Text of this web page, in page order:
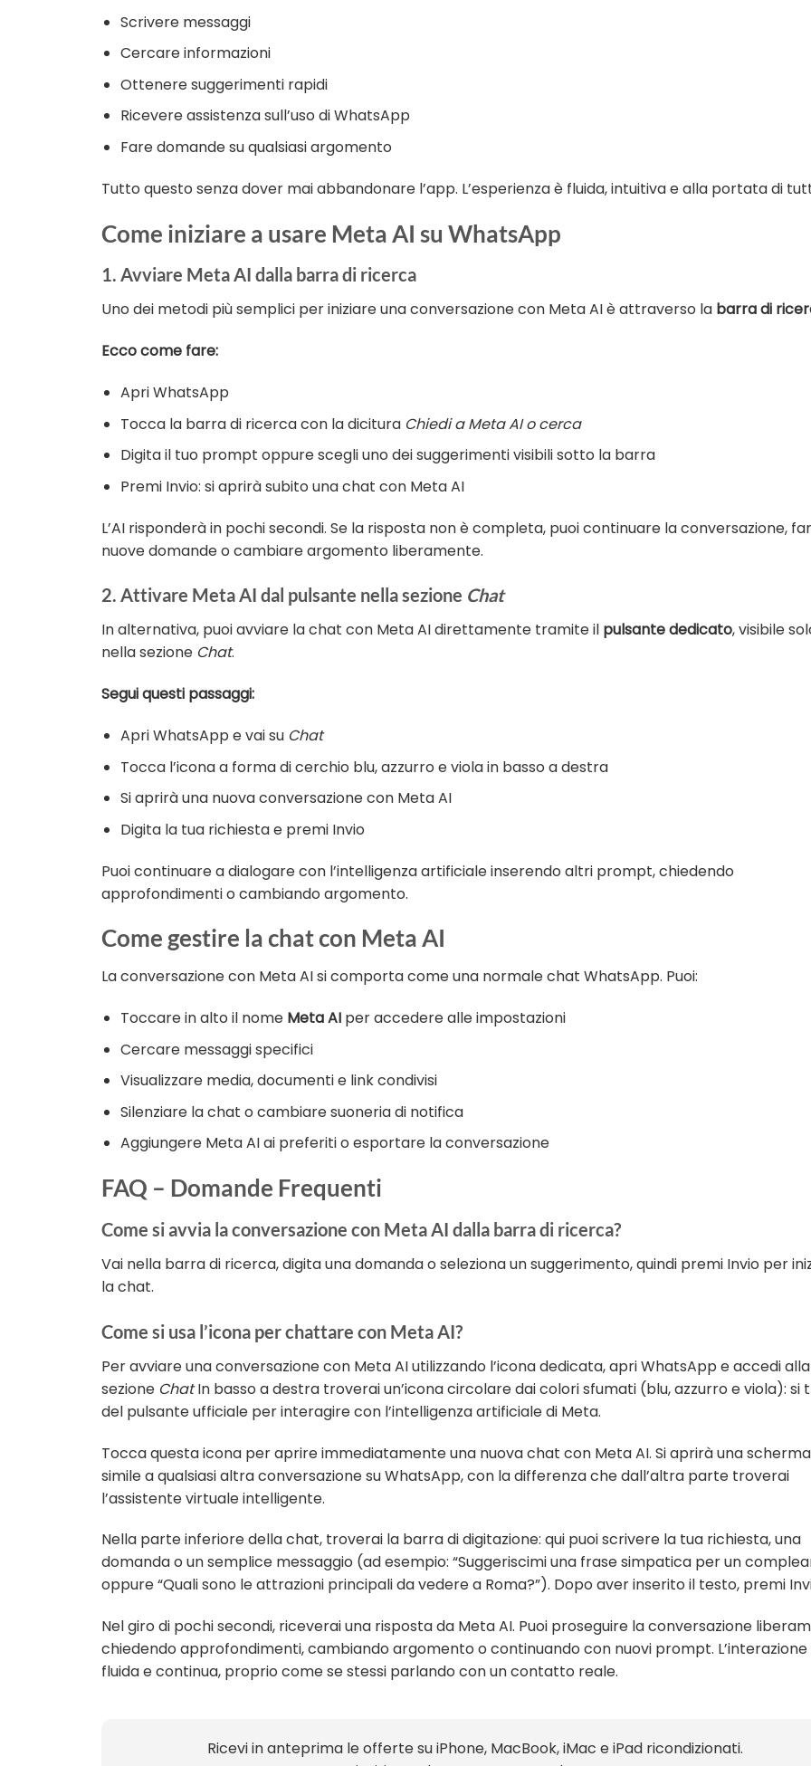
Scrivere messaggi
Cercare informazioni
Ottenere suggerimenti rapidi
Ricevere assistenza sull’uso di WhatsApp
Fare domande su qualsiasi argomento
Tutto questo senza dover mai abbandonare l’app. L’esperienza è fluida, intuitiva e alla portata di
Come iniziare a usare Meta AI su WhatsApp
1. Avviare Meta AI dalla barra di ricerca
Uno dei metodi più semplici per iniziare una conversazione con Meta AI è attraverso la barra di
Ecco come fare:
Apri WhatsApp
Tocca la barra di ricerca con la dicitura Chiedi a Meta AI o cerca
Digita il tuo prompt oppure scegli uno dei suggerimenti visibili sotto la barra
Premi Invio: si aprirà subito una chat con Meta AI
L’AI risponderà in pochi secondi. Se la risposta non è completa, puoi continuare la conversazione,
nuove domande o cambiare argomento liberamente.
2. Attivare Meta AI dal pulsante nella sezione Chat
In alternativa, puoi avviare la chat con Meta AI direttamente tramite il pulsante dedicato, visibile
nella sezione Chat.
Segui questi passaggi:
Apri WhatsApp e vai su Chat
Tocca l’icona a forma di cerchio blu, azzurro e viola in basso a destra
Si aprirà una nuova conversazione con Meta AI
Digita la tua richiesta e premi Invio
Puoi continuare a dialogare con l’intelligenza artificiale inserendo altri prompt, chiedendo
approfondimenti o cambiando argomento.
Come gestire la chat con Meta AI
La conversazione con Meta AI si comporta come una normale chat WhatsApp. Puoi:
Toccare in alto il nome Meta AIper accedere alle impostazioni
Cercare messaggi specifici
Visualizzare media, documenti e link condivisi
Silenziare la chat o cambiare suoneria di notifica
Aggiungere Meta AI ai preferiti o esportare la conversazione
FAQ – Domande Frequenti
Come si avvia la conversazione con Meta AI dalla barra di ricerca?
Vai nella barra di ricerca, digita una domanda o seleziona un suggerimento, quindi premi Invio per
la chat.
Come si usa l’icona per chattare con Meta AI?
Per avviare una conversazione con Meta AI utilizzando l’icona dedicata, apri WhatsApp e accedi alla
sezione ChatIn basso a destra troverai un’icona circolare dai colori sfumati (blu, azzurro e viola): si
del pulsante ufficiale per interagire con l’intelligenza artificiale di Meta.
Tocca questa icona per aprire immediatamente una nuova chat con Meta AI. Si aprirà una
simile a qualsiasi altra conversazione su WhatsApp, con la differenza che dall’altra parte troverai
l’assistente virtuale intelligente.
Nella parte inferiore della chat, troverai la barra di digitazione: qui puoi scrivere la tua richiesta, una
domanda o un semplice messaggio (ad esempio: “Suggeriscimi una frase simpatica per un
oppure “Quali sono le attrazioni principali da vedere a Roma?”). Dopo aver inserito il testo, premi
Nel giro di pochi secondi, riceverai una risposta da Meta AI. Puoi proseguire la conversazione
chiedendo approfondimenti, cambiando argomento o continuando con nuovi prompt. L’interazione
fluida e continua, proprio come se stessi parlando con un contatto reale.
Ricevi in anteprima le offerte su iPhone, MacBook, iMac e iPad ricondizionati.